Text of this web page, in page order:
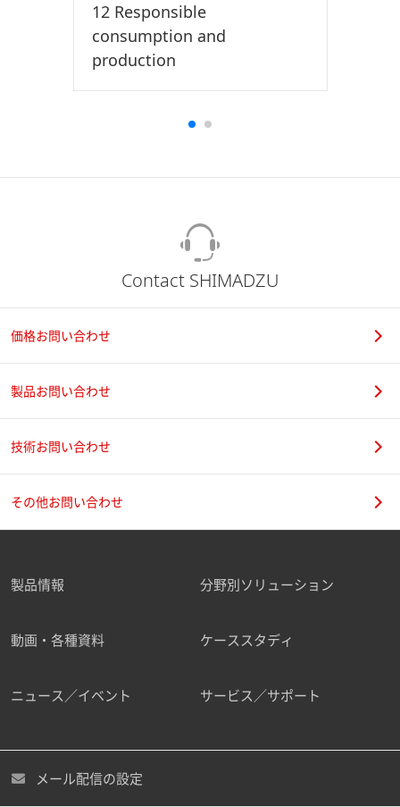
12 Responsible
consumption and
production
Contact SHIMADZU
価格お問い合わせ
製品お問い合わせ
技術お問い合わせ
その他お問い合わせ
製品情報 分野別ソリューション
動画・各種資料 ケーススタディ
ニュース／イベント サービス／サポート
メール配信の設定